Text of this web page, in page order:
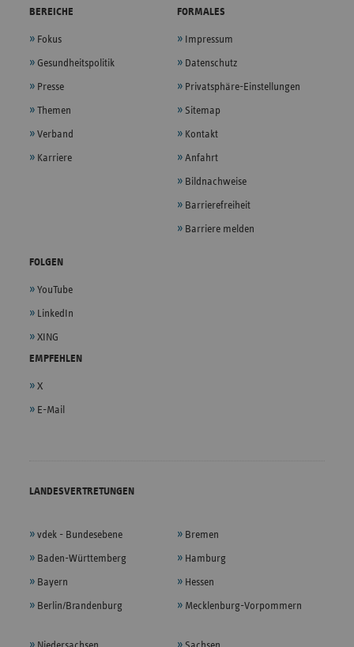
BEREICHE
Fokus
Gesundheitspolitik
Presse
Themen
Verband
Karriere
FORMALES
Impressum
Datenschutz
Privatsphäre-Einstellungen
Sitemap
Kontakt
Anfahrt
Bildnachweise
Barrierefreiheit
Barriere melden
FOLGEN
YouTube
LinkedIn
XING
EMPFEHLEN
X
E-Mail
LANDESVERTRETUNGEN
vdek - Bundesebene
Baden-Württemberg
Bayern
Berlin/Brandenburg
Bremen
Hamburg
Hessen
Mecklenburg-Vorpommern